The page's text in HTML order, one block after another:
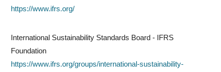
https://www.ifrs.org/
International Sustainability Standards Board - IFRS
Foundation
https://www.ifrs.org/groups/international-sustainability-